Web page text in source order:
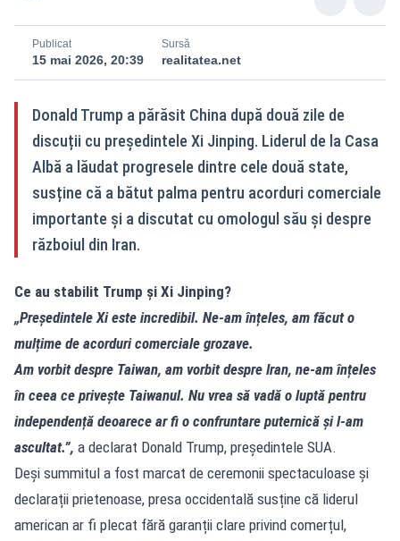
Publicat
15 mai 2026, 20:39
Sursă
realitatea.net
Donald Trump a părăsit China după două zile de
discuții cu președintele Xi Jinping. Liderul de la Casa
Albă a lăudat progresele dintre cele două state,
susține că a bătut palma pentru acorduri comerciale
importante și a discutat cu omologul său și despre
războiul din Iran.
Ce au stabilit Trump și Xi Jinping?
„Președintele Xi este incredibil. Ne-am înțeles, am făcut o
mulțime de acorduri comerciale grozave.
Am vorbit despre Taiwan, am vorbit despre Iran, ne-am înțeles
în ceea ce privește Taiwanul. Nu vrea să vadă o luptă pentru
independență deoarece ar fi o confruntare puternică și l-am
ascultat.”, a declarat Donald Trump, președintele SUA.
Deși summitul a fost marcat de ceremonii spectaculoase și
declarații prietenoase, presa occidentală susține că liderul
american ar fi plecat fără garanții clare privind comerțul,